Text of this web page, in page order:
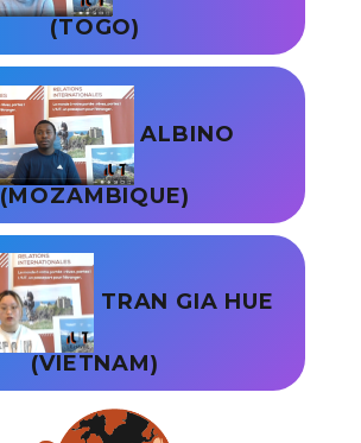
(TOGO)
ALBINO
(MOZAMBIQUE)
TRAN GIA HUE
(VIETNAM)